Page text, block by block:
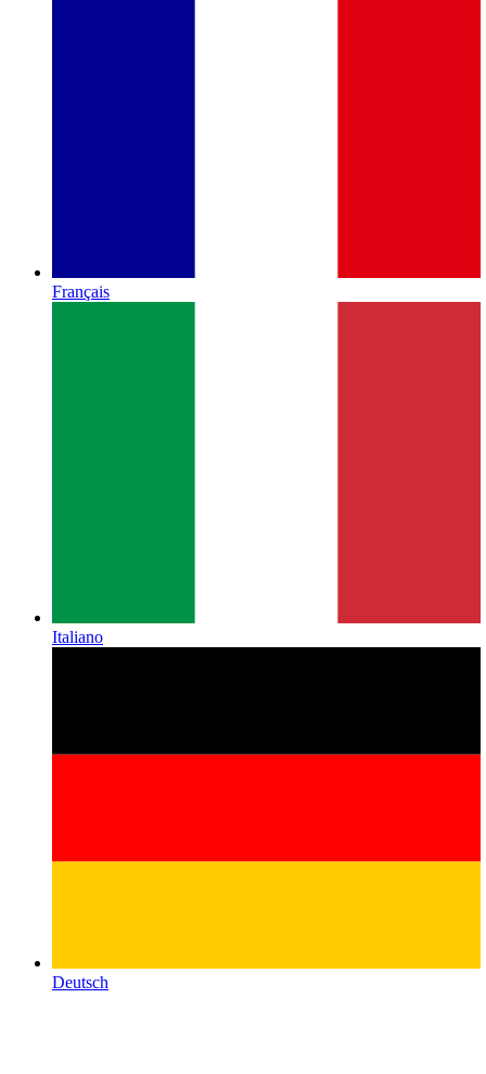
Français
Italiano
Deutsch